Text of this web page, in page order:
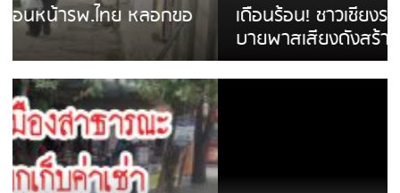
เดือนร้อน! ชาวเชียงรายบ่นรถ Isuzu สีขาวซิ่ง
บายพาสเสียงดังสร้างความรำคาญ